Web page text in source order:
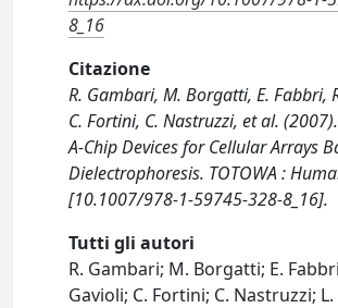
8_16
Citazione
R. Gambari, M. Borgatti, E. Fabbri,
C. Fortini, C. Nastruzzi, et al.
A-Chip Devices for Cellular Arrays
Dielectrophoresis. TOTOWA :
[10.1007/978-1-59745-328-8_16].
Tutti gli autori
R. Gambari; M. Borgatti; E.
Gavioli; C. Fortini; C. Nastruzzi; L.